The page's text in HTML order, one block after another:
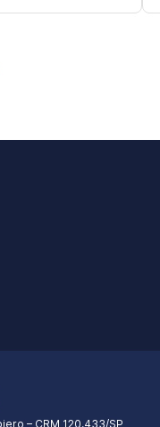
– CRM 120.433/SP